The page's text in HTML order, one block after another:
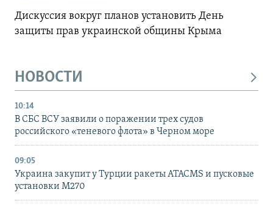
Дискуссия вокруг планов установить День
защиты прав украинской общины Крыма
НОВОСТИ
10:14
В СБС ВСУ заявили о поражении трех судов
российского «теневого флота» в Черном море
09:05
Украина закупит у Турции ракеты ATACMS и пусковые
установки M270